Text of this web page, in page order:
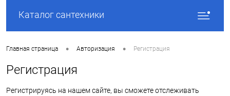
Каталог сантехники
Главная страница • Авторизация • Регистрация
Регистрация
Регистрируясь на нашем сайте, вы сможете отслеживать